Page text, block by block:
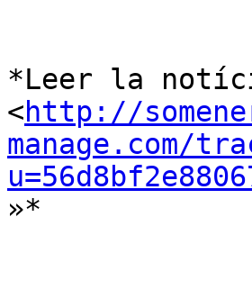
*Leer la
<http://
manage.com/
»*